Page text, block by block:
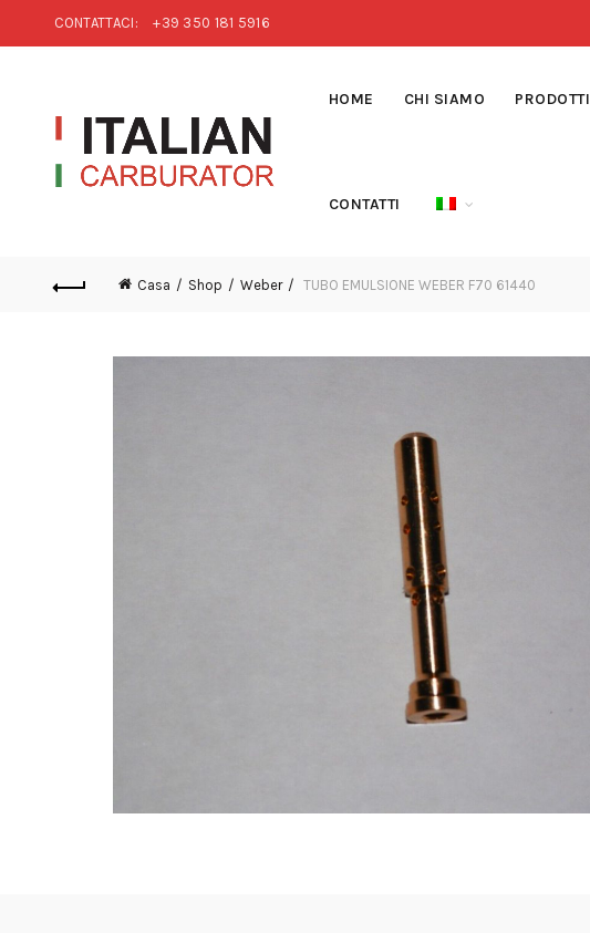
CONTATTACI: +39 350 181 5916
HOME CHI SIAMO PRODOTTI
CONTATTI
Casa Shop Weber TUBO EMULSIONE WEBER F70 61440